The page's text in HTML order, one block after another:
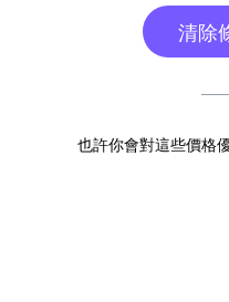
清除
也許你會對這些價格